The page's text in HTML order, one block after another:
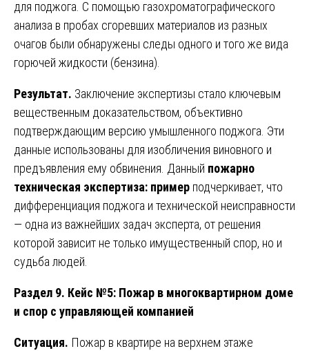
для поджога. С помощью газохроматографического
анализа в пробах сгоревших материалов из разных
очагов были обнаружены следы одного и того же вида
горючей жидкости (бензина).
Результат. Заключение экспертизы стало ключевым
вещественным доказательством, объективно
подтверждающим версию умышленного поджога. Эти
данные использованы для изобличения виновного и
предъявления ему обвинения. Данный пожарно
техническая экспертиза: пример подчеркивает, что
дифференциация поджога и технической неисправности
— одна из важнейших задач эксперта, от решения
которой зависит не только имущественный спор, но и
судьба людей.
Раздел 9. Кейс №5: Пожар в многоквартирном доме
и спор с управляющей компанией
Ситуация. Пожар в квартире на верхнем этаже